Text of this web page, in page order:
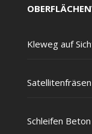
Kle­weg auf
Satel­li­ten­frä­sen
Schlei­fen Beton